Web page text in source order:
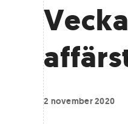
2 november 2020